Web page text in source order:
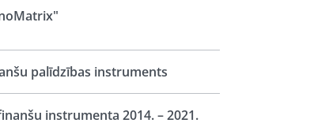
palīdzības instruments
instrumenta 2014. – 2021.